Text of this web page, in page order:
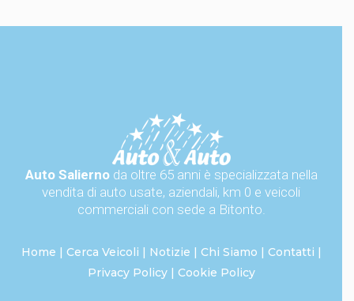
Auto Saliernoda oltre 65 anni è specializzata nella
vendita di auto usate, aziendali, km 0 e veicoli
commerciali con sede a Bitonto.
Home | Cerca Veicoli | Notizie | Chi Siamo | Contatti |
Privacy Policy| Cookie Policy